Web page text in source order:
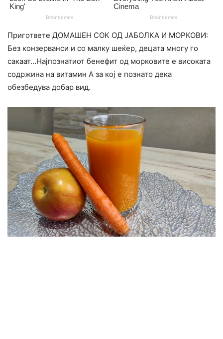
Пригответе ДОМАШЕН СОК ОД ЈАБОЛКА И МОРКОВИ:
Без конзерванси и со малку шеќер, децата многу го
сакаат…Најпознатиот бенефит од морковите е високата
содржина на витамин А за кој е познато дека
обезбедува добар вид.